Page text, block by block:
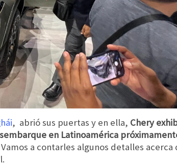
, abrió sus puertas y en ella, Chery
en Latinoamérica
Vamos a contarles algunos detalles acerca